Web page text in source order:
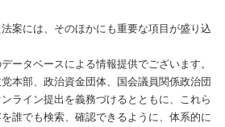
案には、そのほかにも重要な項目が盛り込
ータベースによる情報提供でございます。
本部、政治資金団体、国会議員関係政治団
ライン提出を義務づけるとともに、これら
誰でも検索、確認できるように、体系的に